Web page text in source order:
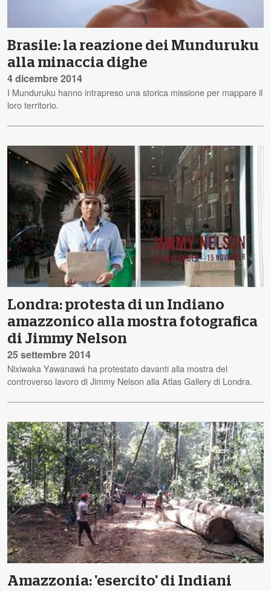
Brasile: la reazione dei Munduruku
alla minaccia dighe
4 dicembre 2014
I Munduruku hanno intrapreso una storica missione per mappare il
loro territorio.
Londra: protesta di un Indiano
amazzonico alla mostra fotografica
di Jimmy Nelson
25 settembre 2014
Nixiwaka Yawanawá ha protestato davanti alla mostra del
controverso lavoro di Jimmy Nelson alla Atlas Gallery di Londra.
Amazzonia: 'esercito' di Indiani